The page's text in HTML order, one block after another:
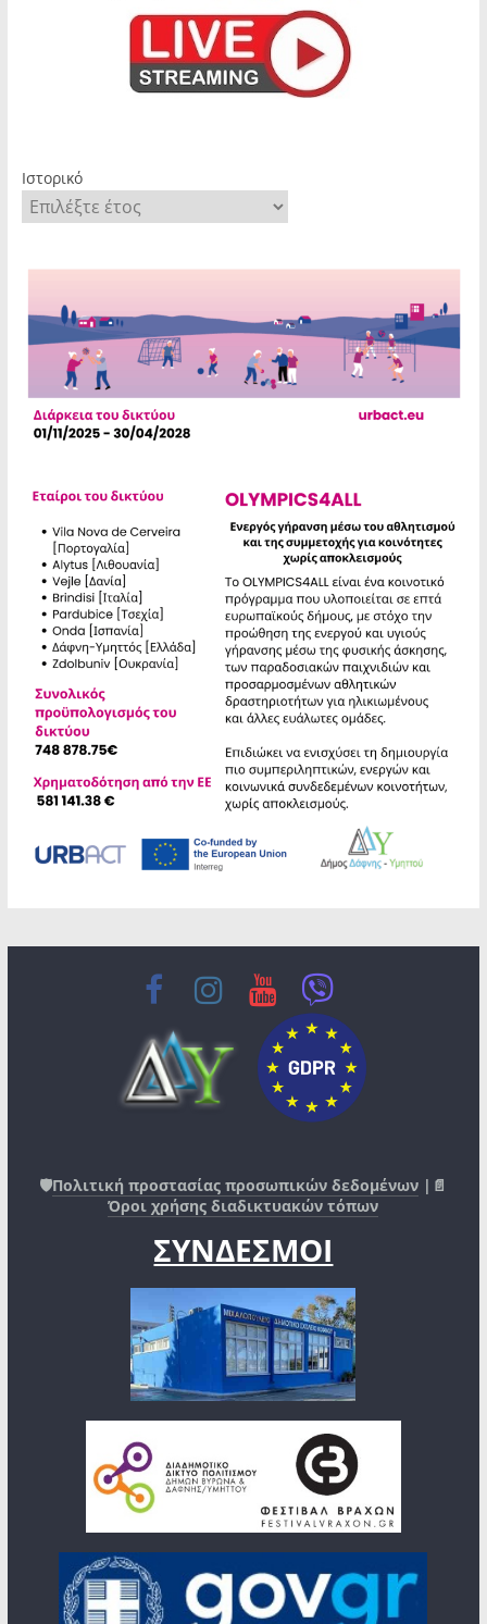
Ιστορικό
🛡️Πολιτική προστασίας προσωπικών δεδομένων |📄
Όροι χρήσης διαδικτυακών τόπων
ΣΥΝΔΕΣΜΟΙ